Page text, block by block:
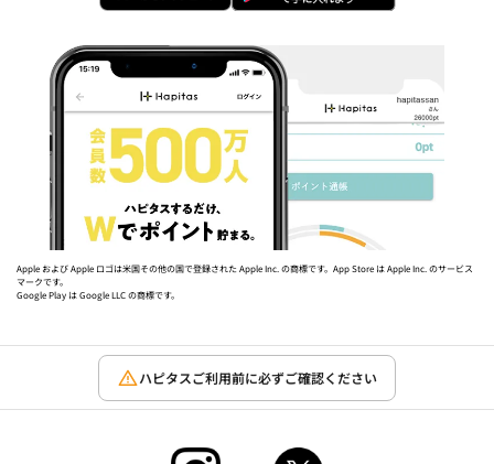
Apple および Apple ロゴは米国その他の国で登録された Apple Inc. の商標です。App Store は Apple Inc. のサービス
マークです。
Google Play は Google LLC の商標です。
ハピタスご利用前に必ずご確認ください